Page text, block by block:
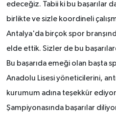
edeceğiz. Tabii ki bu başarılar
birlikte ve sizle koordineli
Antalya'da birçok spor
elde ettik. Sizler de bu
Bu başarıda emeği olan başta
Anadolu Lisesi yöneticilerini,
kurumum adına teşekkür
Şampiyonasında başarılar